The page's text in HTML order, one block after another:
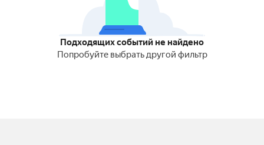
Подходящих событий не найдено
Попробуйте выбрать другой фильтр